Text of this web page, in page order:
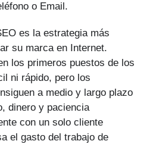
o Email.
es la estrategia más
su marca en Internet.
los primeros puestos de los
ni rápido, pero los
a medio y largo plazo
dinero y paciencia
con un solo cliente
el gasto del trabajo de